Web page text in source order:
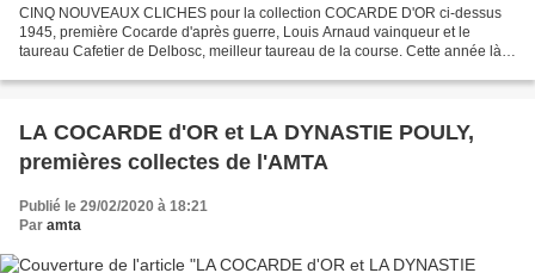
CINQ NOUVEAUX CLICHES pour la collection COCARDE D'OR ci-dessus
1945, première Cocarde d'après guerre, Louis Arnaud vainqueur et le
taureau Cafetier de Delbosc, meilleur taureau de la course. Cette année là
LA COCARDE d'OR et LA DYNASTIE POULY,
premières collectes de l'AMTA
Publié le 29/02/2020 à 18:21
Par amta